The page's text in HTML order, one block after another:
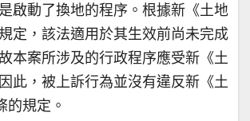
啟動了換地的程序。根據新《土地
定，該法適用於其生效前尚未完成
本案所涉及的行政程序應受新《土
此，被上訴行為並沒有違反新《土
的規定。